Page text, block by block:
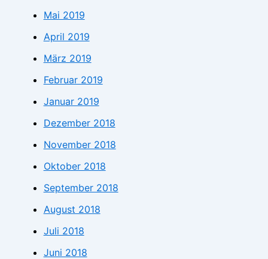
Mai 2019
April 2019
März 2019
Februar 2019
Januar 2019
Dezember 2018
November 2018
Oktober 2018
September 2018
August 2018
Juli 2018
Juni 2018